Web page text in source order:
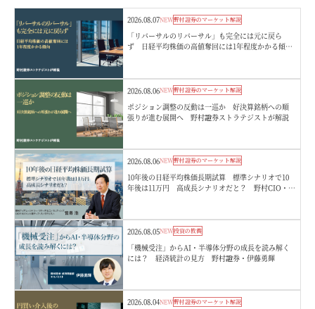
2026.08.07NEW野村證券のマーケット解説
「リバーサルのリバーサル」も完全には元に戻ら
ず 日経平均株価の高値奪回には1年程度かかる傾
2026.08.06NEW野村證券のマーケット解説
ポジション調整の反動は一巡か 好決算銘柄への順
張りが進む展開へ 野村證券ストラテジストが解説
2026.08.06NEW野村證券のマーケット解説
10年後の日経平均株価長期試算 標準シナリオで10
年後は11万円 高成長シナリオだと？ 野村CIO・宮
2026.08.05NEW投資の教養
「機械受注」からAI・半導体分野の成長を読み解く
には？ 経済統計の見方 野村證券・伊藤勇輝
2026.08.04NEW野村證券のマーケット解説